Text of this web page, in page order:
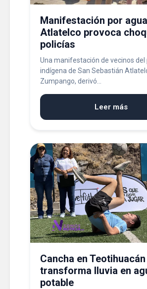
Manifestación por
Atlatelco provoca
policías
Una manifestación de vecinos del
indígena de San Sebastián
Zumpango, derivó...
Leer más
Cancha en Teotihuacán
transforma lluvia en
potable